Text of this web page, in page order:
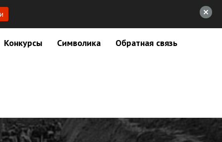
Конкурсы Символика Обратная связь